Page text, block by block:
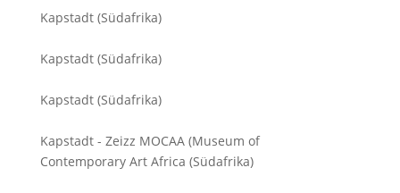
Kapstadt (Südafrika)
Kapstadt (Südafrika)
Kapstadt (Südafrika)
Kapstadt - Zeizz MOCAA (Museum of
Contemporary Art Africa (Südafrika)